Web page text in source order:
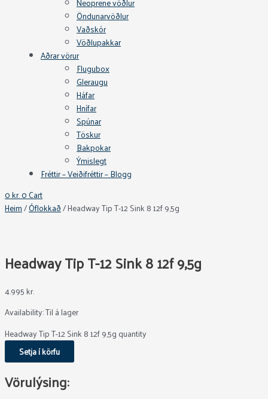
Öndunarvöðlur
Vaðskór
Vöðlupakkar
Aðrar vörur
Flugubox
Gleraugu
Háfar
Hnífar
Spúnar
Töskur
Bakpokar
Ýmislegt
Fréttir – Veiðifréttir – Blogg
0kr.0Cart
Heim/Óflokkað/ Headway Tip T-12 Sink 8 12f 9,5g
Headway Tip T-12 Sink 8 12f 9,5g
4.995kr.
Availability:Til á lager
Headway Tip T-12 Sink 8 12f 9,5g quantity
Setja í körfu
Vörulýsing: